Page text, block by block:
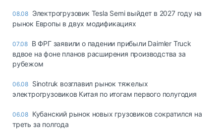
08.08 Электрогрузовик Tesla Semi выйдет в 2027 году на
рынок Европы в двух модификациях
07.08 В ФРГ заявили о падении прибыли Daimler Truck
вдвое на фоне планов расширения производства за
рубежом
06.08 Sinotruk возглавил рынок тяжелых
электрогрузовиков Китая по итогам первого полугодия
06.08 Кубанский рынок новых грузовиков сократился на
треть за полгода